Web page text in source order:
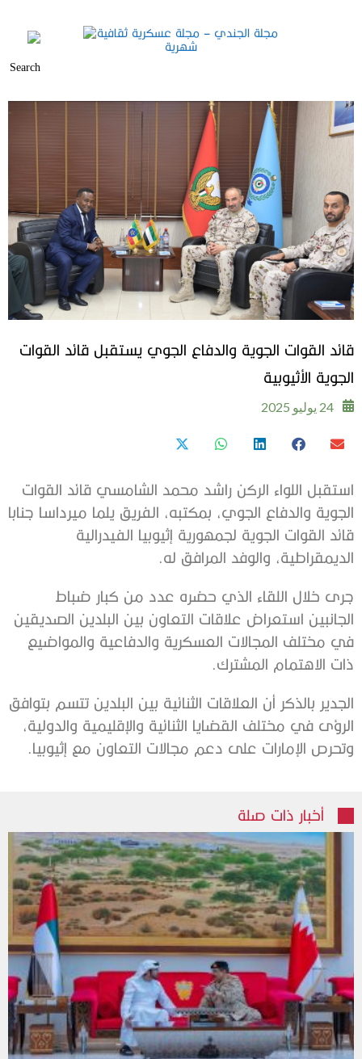
قائد القوات الجوية والدفاع الجوي يستقبل قائد القوات
الجوية الأثيوبية
24 يوليو 2025
استقبل اللواء الركن راشد محمد الشامسي قائد القوات
الجوية والدفاع الجوي، بمكتبه، الفريق يلما ميرداسا جنابا
قائد القوات الجوية لجمهورية إثيوبيا الفيدرالية
الديمقراطية، والوفد المرافق له.
‏جرى خلال اللقاء الذي حضره عدد من كبار ضباط
الجانبين استعراض علاقات التعاون بين البلدين الصديقين
في مختلف المجالات العسكرية والدفاعية والمواضيع
ذات الاهتمام المشترك.
الجدير بالذكر أن العلاقات الثنائية بين البلدين تتسم بتوافق
الرؤى في مختلف القضايا الثنائية والإقليمية والدولية،
وتحرص الإمارات على دعم مجالات التعاون مع إثيوبيا.
أخبار ذات صلة